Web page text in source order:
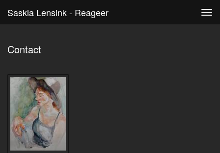
Saskia Lensink - Reageer
Contact